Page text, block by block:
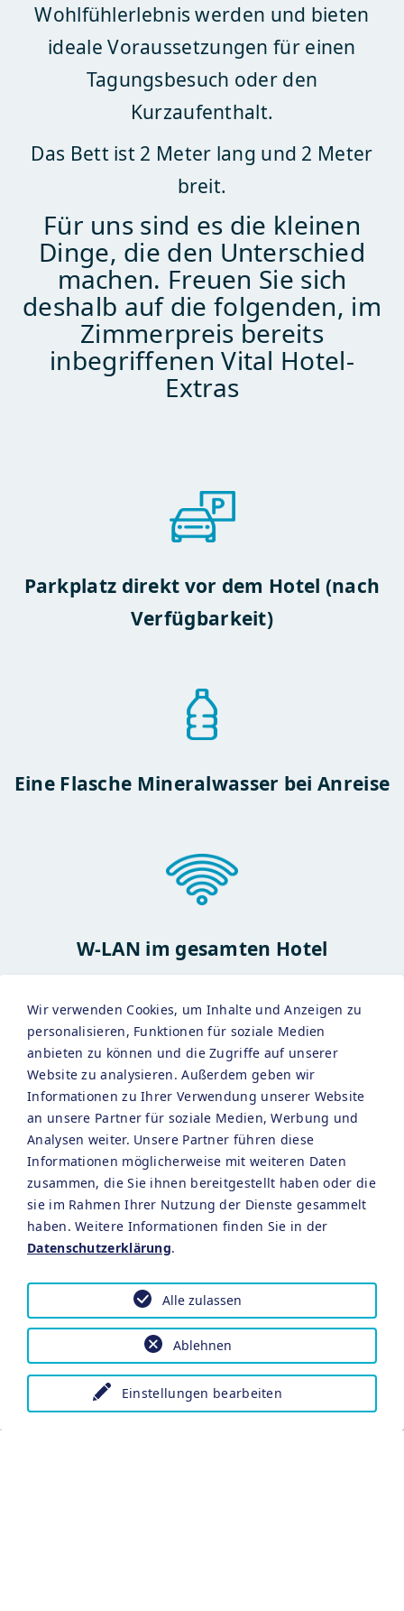
Wohlfühlerlebnis werden und bieten
ideale Voraussetzungen für einen
Tagungsbesuch oder den
Kurzaufenthalt.
Das Bett ist 2 Meter lang und 2 Meter
breit.
Für uns sind es die kleinen
Dinge, die den Unterschied
machen. Freuen Sie sich
deshalb auf die folgenden, im
Zimmerpreis bereits
inbegriffenen Vital Hotel-
Extras
Parkplatz direkt vor dem Hotel (nach
Verfügbarkeit)
Eine Flasche Mineralwasser bei Anreise
W-LAN im gesamten Hotel
Bademantel & Wellnesshandtuch
Ihr persönliches Wohlfühlkissen
Wir verwenden Cookies, um Inhalte und Anzeigen zu
personalisieren, Funktionen für soziale Medien
anbieten zu können und die Zugriffe auf unserer
Website zu analysieren. Außerdem geben wir
Informationen zu Ihrer Verwendung unserer Website
an unsere Partner für soziale Medien, Werbung und
Analysen weiter. Unsere Partner führen diese
Informationen möglicherweise mit weiteren Daten
zusammen, die Sie ihnen bereitgestellt haben oder die
sie im Rahmen Ihrer Nutzung der Dienste gesammelt
haben. Weitere Informationen finden Sie in der
Datenschutzerklärung.
Einstellungen bearbeiten
Ablehnen
Alle zulassen